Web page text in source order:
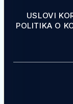
USLOVI
POLITIKA O